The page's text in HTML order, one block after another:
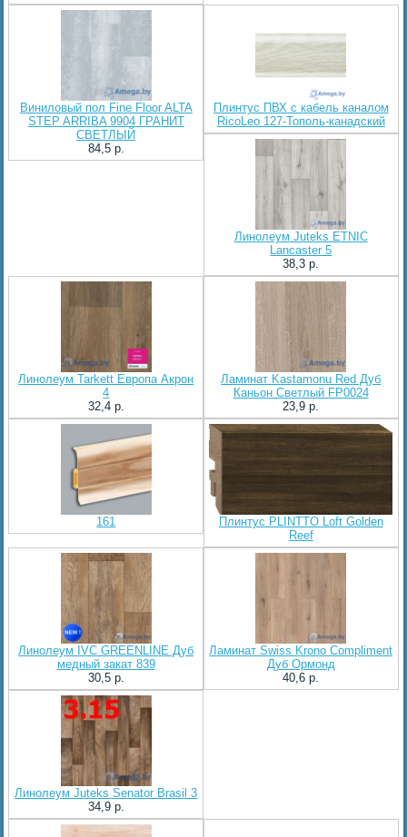
Виниловый пол Fine Floor ALTA
STEP ARRIBA 9904 ГРАНИТ
СВЕТЛЫЙ
84,5 p.
Плинтус ПВХ с кабель каналом
RicoLeo 127-Тополь-канадский
Линолеум Juteks ETNIC
Lancaster 5
38,3 p.
Линолеум Tarkett Европа Акрон
4
32,4 p.
Ламинат Kastamonu Red Дуб
Каньон Светлый FP0024
23,9 p.
161
Плинтус PLINTTO Loft Golden
Reef
Линолеум IVC GREENLINE Дуб
медный закат 839
30,5 p.
Ламинат Swiss Krono Compliment
Дуб Ормонд
40,6 p.
Линолеум Juteks Senator Brasil 3
34,9 p.